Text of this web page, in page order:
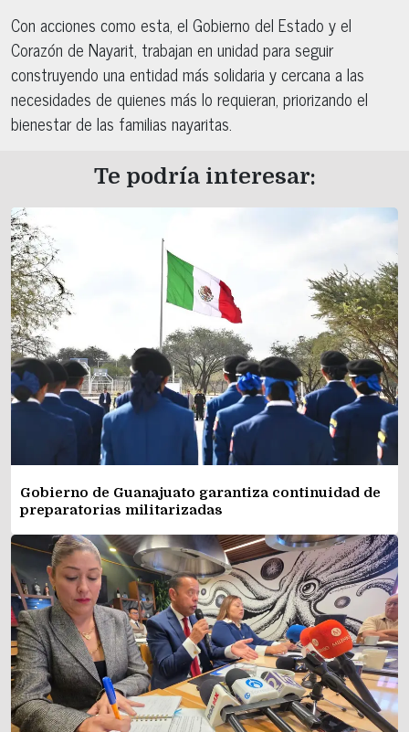
Con acciones como esta, el Gobierno del Estado y el
Corazón de Nayarit, trabajan en unidad para seguir
construyendo una entidad más solidaria y cercana a las
necesidades de quienes más lo requieran, priorizando el
bienestar de las familias nayaritas.
Te podría interesar:
Gobierno de Guanajuato garantiza continuidad de
preparatorias militarizadas